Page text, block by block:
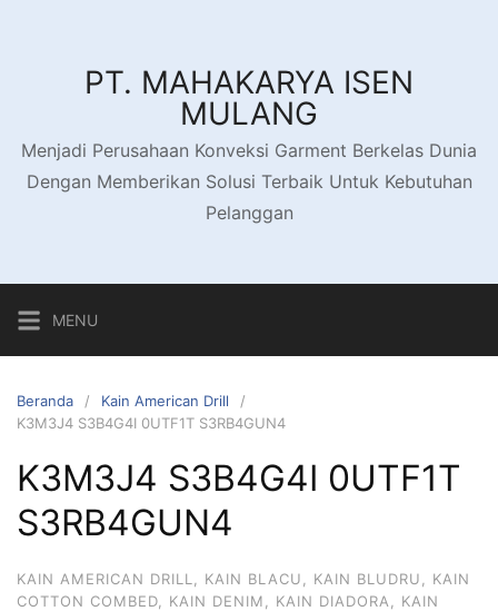
PT. MAHAKARYA ISEN
MULANG
Menjadi Perusahaan Konveksi Garment Berkelas Dunia
Dengan Memberikan Solusi Terbaik Untuk Kebutuhan
Pelanggan
MENU
Beranda
Kain American Drill
K3M3J4 S3B4G4I 0UTF1T S3RB4GUN4
K3M3J4 S3B4G4I 0UTF1T
S3RB4GUN4
KAIN AMERICAN DRILL KAIN BLACU KAIN BLUDRU
KAIN
COTTON COMBED
KAIN DENIM KAIN DIADORA
KAIN